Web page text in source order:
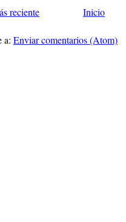
reciente Inicio
a: Enviar comentarios (Atom)